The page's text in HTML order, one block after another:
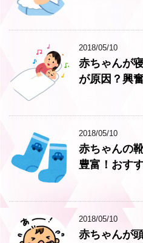
2018/05/10
赤ちゃんが
が原因？興
2018/05/10
赤ちゃんの
豊富！おす
2018/05/10
赤ちゃんが